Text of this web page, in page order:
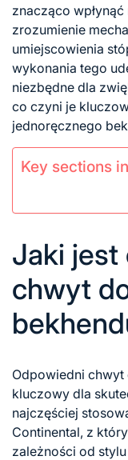
znacząco
zrozumienie
umiejscowienia
wykonania tego
niezbędne dla
co czyni je
jednoręcznego
Key sections
Jaki jest
chwyt
Odpowiedni
kluczowy dla
najczęściej
Continental, z
zależności od